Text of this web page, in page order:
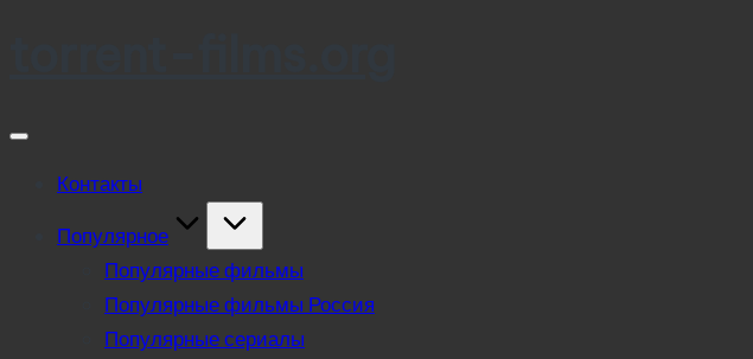
Контакты
Популярное
Популярные фильмы
Популярные фильмы Россия
Популярные сериалы